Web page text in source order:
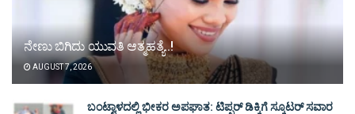
ನೇಣು ಬಿಗಿದು ಯುವತಿ ಆತ್ಮಹತ್ಯೆ..!
AUGUST 7, 2026
ಬಂಟ್ವಾಳದಲ್ಲಿ ಭೀಕರ ಅಪಘಾತ: ಟಿಪ್ಪರ್ ಡಿಕ್ಕಿಗೆ ಸ್ಕೂಟರ್ ಸವಾರ